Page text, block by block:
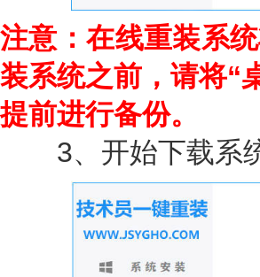
注意：在线重装系
装系统之前，请将“
提前进行备份。
3、开始下载系